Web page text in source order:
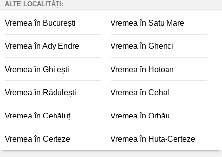
ALTE LOCALITĂȚI:
Vremea în București Vremea în Satu Mare
Vremea în Ady Endre Vremea în Ghenci
Vremea în Ghilești Vremea în Hotoan
Vremea în Rădulești Vremea în Cehal
Vremea în Cehăluț Vremea în Orbău
Vremea în Certeze Vremea în Huta-Certeze